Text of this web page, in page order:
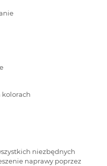
kolorach
niezbędnych
naprawy poprzez